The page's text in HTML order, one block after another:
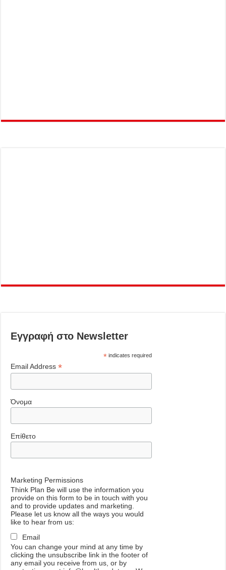
Εγγραφή στο Newsletter
*indicates required
Email Address*
Όνομα
Επίθετο
Marketing Permissions
Think Plan Be will use the information you
provide on this form to be in touch with you
and to provide updates and marketing.
Please let us know all the ways you would
like to hear from us:
Email
You can change your mind at any time by
clicking the unsubscribe link in the footer of
any email you receive from us, or by